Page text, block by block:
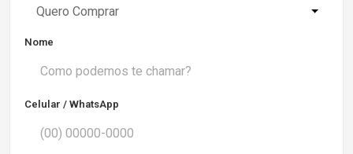
Quero Comprar
Nome
Celular / WhatsApp